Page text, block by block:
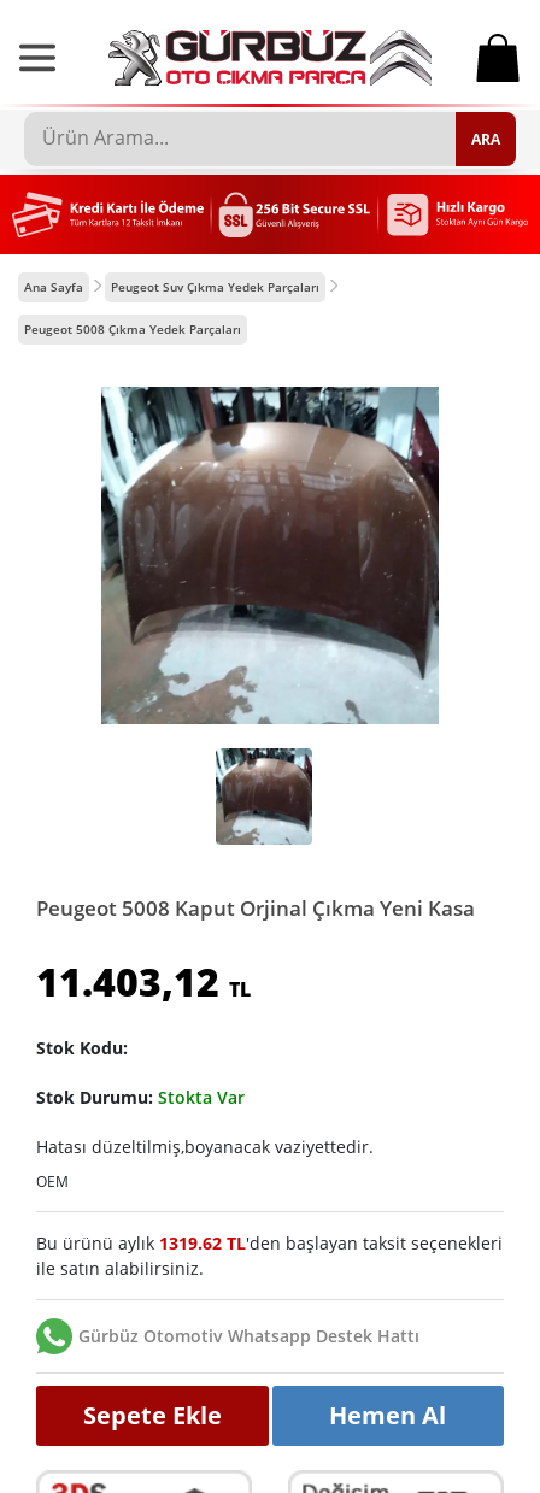
0
ARA
Ana Sayfa Peugeot Suv Çıkma Yedek Parçaları
Peugeot 5008 Çıkma Yedek Parçaları
Peugeot 5008 Kaput Orjinal Çıkma Yeni Kasa
11.403,12 TL
Stok Kodu:
Stok Durumu: Stokta Var
Hatası düzeltilmiş,boyanacak vaziyettedir.
OEM
Bu ürünü aylık 1319.62 TL'den başlayan taksit seçenekleri
ile satın alabilirsiniz.
Gürbüz Otomotiv Whatsapp Destek Hattı
Sepete Ekle Hemen Al